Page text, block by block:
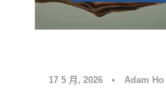
17 5 月, 2026 • Adam Ho